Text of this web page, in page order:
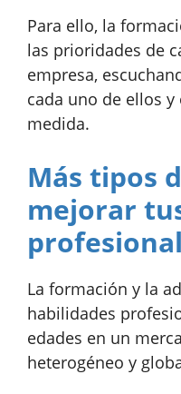
Para ello, la
las prioridades de
empresa,
cada uno de ellos
medida.
Más tipos
mejorar
La formación y la
habilidades
edades en un
heterogéneo y